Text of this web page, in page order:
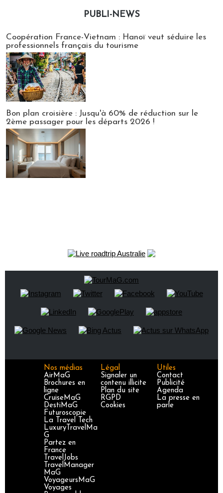
PUBLI-NEWS
Coopération France-Vietnam : Hanoï veut séduire les
professionnels français du tourisme
Bon plan croisière : Jusqu'à 60% de réduction sur le
2ème passager pour les départs 2026 !
Nos médias
AirMaG
Brochures en
ligne
CruiseMaG
DestiMaG
Futuroscopie
La Travel Tech
LuxuryTravelMa
G
Partez en
France
TravelJobs
TravelManager
MaG
VoyageursMaG
Voyages
Légal
Signaler un
contenu illicite
Plan du site
RGPD
Cookies
Utiles
Contact
Publicité
Agenda
La presse en
parle